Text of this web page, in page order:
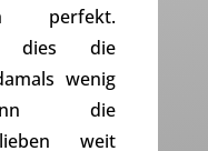
perfekt.
dies die
wenig
die
weit